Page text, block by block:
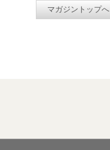
マガジントップへ